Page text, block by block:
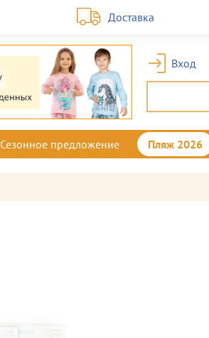
Доставка
Вход
Сезонное предложение Пляж 2026